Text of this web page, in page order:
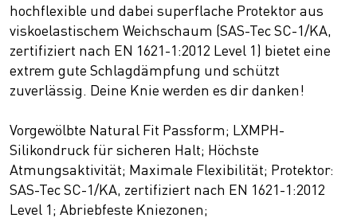
hochflexible und dabei superflache Protektor aus
viskoelastischem Weichschaum (SAS-Tec SC-1/KA,
zertifiziert nach EN 1621-1:2012 Level 1) bietet eine
extrem gute Schlagdämpfung und schützt
zuverlässig. Deine Knie werden es dir danken!
Vorgewölbte Natural Fit Passform; LXMPH-
Silikondruck für sicheren Halt; Höchste
Atmungsaktivität; Maximale Flexibilität; Protektor:
SAS-Tec SC-1/KA, zertifiziert nach EN 1621-1:2012
Level 1; Abriebfeste Kniezonen;